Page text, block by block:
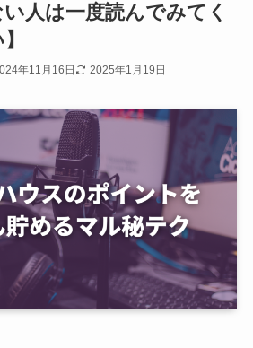
い人は一度読んでみてく
年11月16日 2025年1月19日